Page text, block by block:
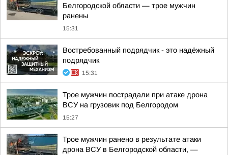
Белгородской области — трое мужчин
ранены
15:31
Востребованный подрядчик - это надёжный
подрядчик
15:31
Трое мужчин пострадали при атаке дрона
ВСУ на грузовик под Белгородом
15:27
Трое мужчин ранено в результате атаки
дрона ВСУ в Белгородской области, —